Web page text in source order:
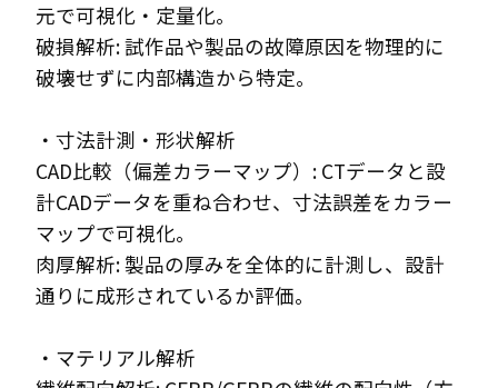
元で可視化・定量化。
破損解析: 試作品や製品の故障原因を物理的に
破壊せずに内部構造から特定。
・寸法計測・形状解析
CAD比較（偏差カラーマップ）: CTデータと設
計CADデータを重ね合わせ、寸法誤差をカラー
マップで可視化。
肉厚解析: 製品の厚みを全体的に計測し、設計
通りに成形されているか評価。
・マテリアル解析